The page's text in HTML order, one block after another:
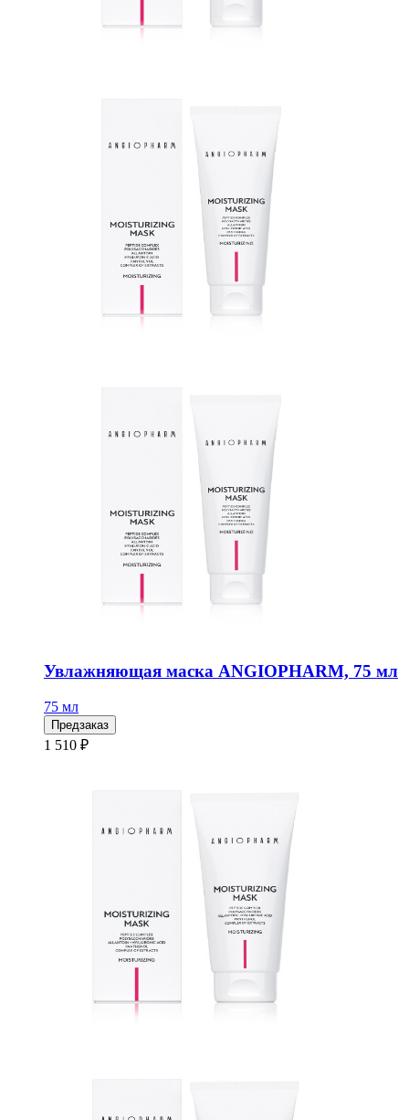
Увлажняющая маска ANGIOPHARM, 75 мл
75 мл
Предзаказ
1 510 ₽